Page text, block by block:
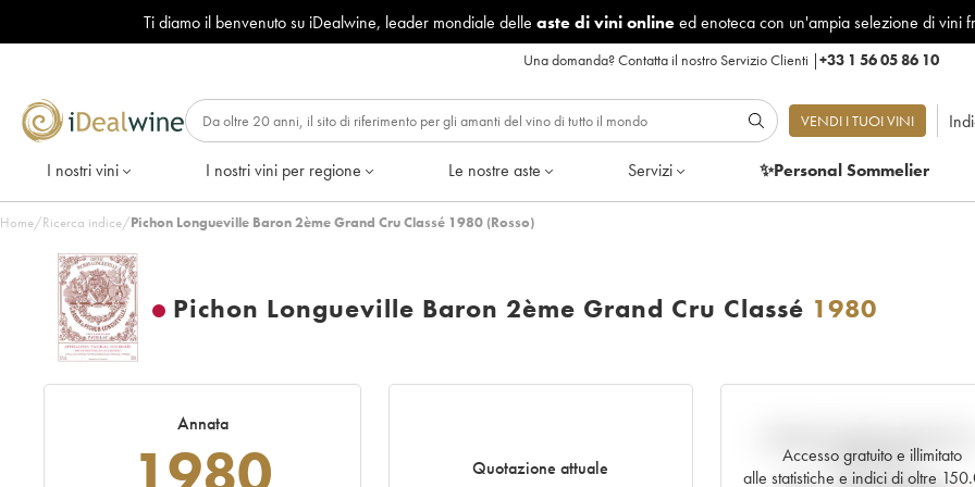
Ti diamo il benvenuto su iDealwine, leader mondiale delle aste di vini onlineed enoteca con un'ampia selezione di vini
Una domanda?Contatta il nostro Servizio Clienti |+33 1 56 05 86 10
VENDI I TUOI VINI
I nostri vini I nostri vini per regione Le nostre aste Servizi ✨Personal Sommelier
Home/Ricerca indice/Pichon Longueville Baron 2ème Grand Cru Classé 1980 (Rosso)
Pichon Longueville Baron 2ème Grand Cru Classé 1980
Annata
Quotazione attuale
Accesso gratuito e illimitato
alle statistiche e indici di oltre
tempo reale